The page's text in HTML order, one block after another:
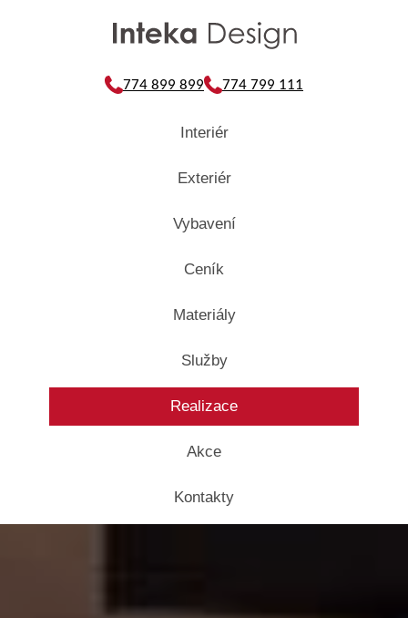
774 899 899 774 799 111
Interiér
Exteriér
Vybavení
Ceník
Materiály
Služby
Realizace
Akce
Kontakty